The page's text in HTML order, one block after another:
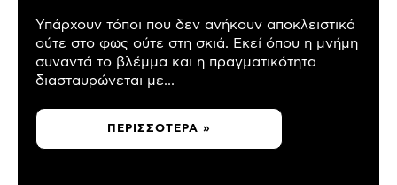
Υπάρχουν τόποι που δεν ανήκουν αποκλειστικά
ούτε στο φως ούτε στη σκιά. Εκεί όπου η μνήμη
συναντά το βλέμμα και η πραγματικότητα
διασταυρώνεται με...
ΠΕΡΙΣΣΌΤΕΡΑ »